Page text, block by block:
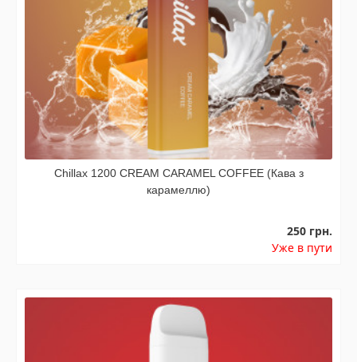
Chillax 1200 CREAM CARAMEL COFFEE (Кава з
карамеллю)
250 грн.
Уже в пути